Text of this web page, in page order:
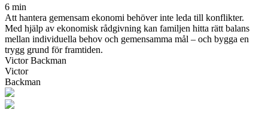
6 min
Att hantera gemensam ekonomi behöver inte leda till konflikter.
Med hjälp av ekonomisk rådgivning kan familjen hitta rätt balans
mellan individuella behov och gemensamma mål – och bygga en
trygg grund för framtiden.
Victor Backman
Victor
Backman